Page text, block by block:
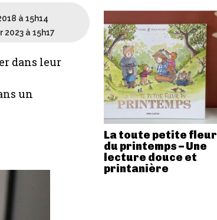
à 15h14
à 15h17
dans leur
un
La toute petite fleur
du printemps – Une
lecture douce et
printanière